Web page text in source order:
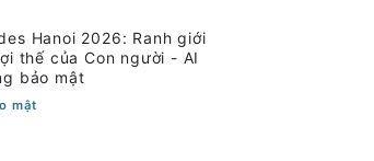
Hanoi 2026: Ranh giới
thế của Con người - AI
bảo mật
mật